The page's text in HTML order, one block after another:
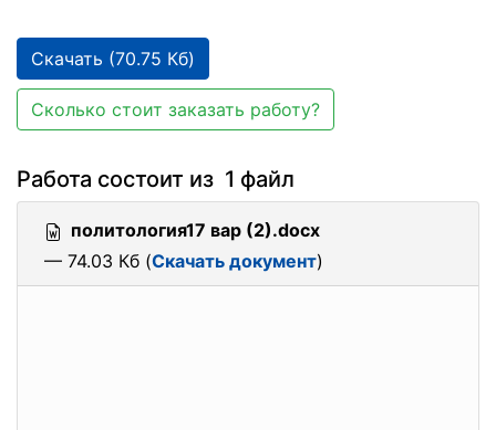
Скачать (70.75 Кб)
Сколько стоит заказать работу?
Работа состоит из 1 файл
политология17 вар (2).docx
— 74.03 Кб (Скачать документ)